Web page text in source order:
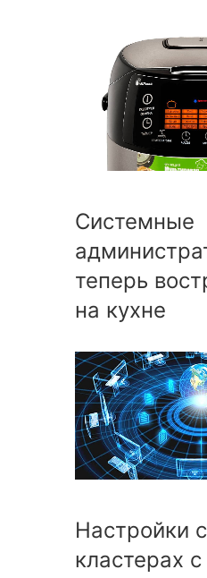
Системные
теперь
на кухне
Настройки
кластерах с